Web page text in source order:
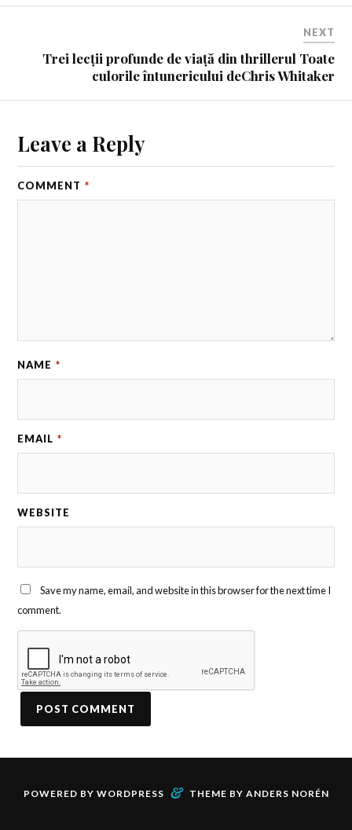
NEXT
Trei lecții profunde de viață din thrillerul Toate
culorile întunericului deChris Whitaker
Leave a Reply
COMMENT *
NAME *
EMAIL *
WEBSITE
Save my name, email, and website in this browser for the next time I
comment.
POWERED BY WORDPRESS & THEME BY ANDERS NORÉN